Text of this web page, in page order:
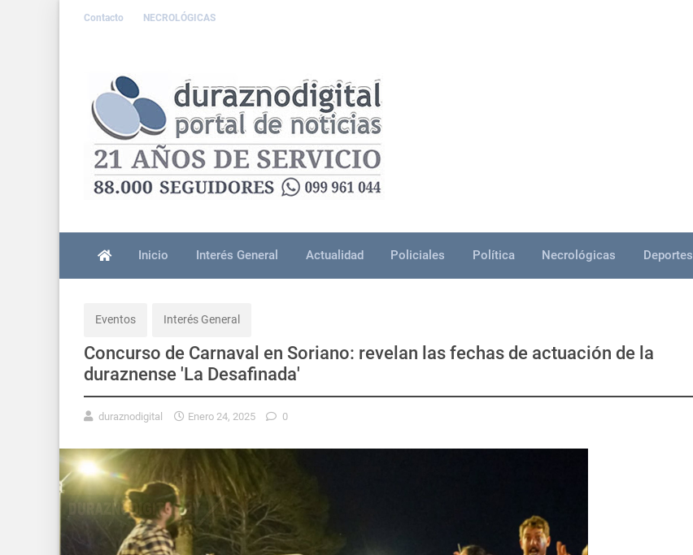
Contacto NECROLÓGICAS
Inicio Interés General Actualidad Policiales Política Necrológicas Deportes
Eventos Interés General
Concurso de Carnaval en Soriano: revelan las fechas de actuación de la
duraznense 'La Desafinada'
duraznodigital Enero 24, 2025 0